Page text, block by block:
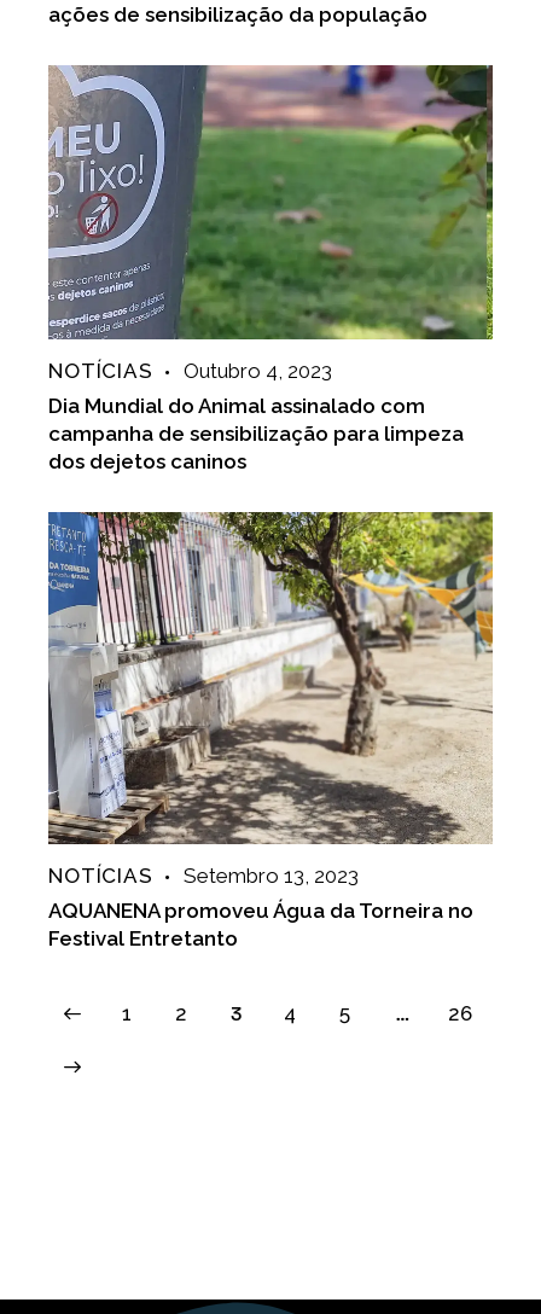
ações de sensibilização da população
NOTÍCIAS
Outubro 4, 2023
Dia Mundial do Animal assinalado com
campanha de sensibilização para limpeza
dos dejetos caninos
NOTÍCIAS
Setembro 13, 2023
AQUANENA promoveu Água da Torneira no
Festival Entretanto
1 2 3 4 5 … 26